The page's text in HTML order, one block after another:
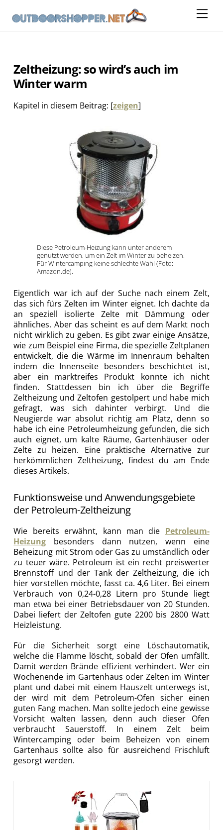
content
Zeltheizung: so wird’s auch im
Winter warm
Kapitel in diesem Beitrag: [zeigen]
Diese Petroleum-Heizung kann unter anderem
genutzt werden, um ein Zelt im Winter zu beheizen.
Für Wintercamping keine schlechte Wahl (Foto:
Amazon.de).
Eigentlich war ich auf der Suche nach einem Zelt,
das sich fürs Zelten im Winter eignet. Ich dachte da
an speziell isolierte Zelte mit Dämmung oder
ähnliches. Aber das scheint es auf dem Markt noch
nicht wirklich zu geben. Es gibt zwar einige Ansätze,
wie zum Beispiel eine Firma, die spezielle Zeltplanen
entwickelt, die die Wärme im Innenraum behalten
indem die Innenseite besonders beschichtet ist,
aber ein marktreifes Produkt konnte ich nicht
finden. Stattdessen bin ich über die Begriffe
Zeltheizung und Zeltofen gestolpert und habe mich
gefragt, was sich dahinter verbirgt. Und die
Neugierde war absolut richtig am Platz, denn so
habe ich eine Petroleumheizung gefunden, die sich
auch eignet, um kalte Räume, Gartenhäuser oder
Zelte zu heizen. Eine praktische Alternative zur
herkömmlichen Zeltheizung, findest du am Ende
dieses Artikels.
Funktionsweise und Anwendungsgebiete
der Petroleum-Zeltheizung
Wie bereits erwähnt, kann man die Petroleum-
Heizung besonders dann nutzen, wenn eine
Beheizung mit Strom oder Gas zu umständlich oder
zu teuer wäre. Petroleum ist ein recht preiswerter
Brennstoff und der Tank der Zeltheizung, die ich
hier vorstellen möchte, fasst ca. 4,6 Liter. Bei einem
Verbrauch von 0,24-0,28 Litern pro Stunde liegt
man etwa bei einer Betriebsdauer von 20 Stunden.
Dabei liefert der Zeltofen gute 2200 bis 2800 Watt
Heizleistung.
Für die Sicherheit sorgt eine Löschautomatik,
welche die Flamme löscht, sobald der Ofen umfällt.
Damit werden Brände effizient verhindert. Wer ein
Wochenende im Gartenhaus oder Zelten im Winter
plant und dabei mit einem Hauszelt unterwegs ist,
der wird mit dem Petroleum-Ofen sicher einen
guten Fang machen. Man sollte jedoch eine gewisse
Vorsicht walten lassen, denn auch dieser Ofen
verbraucht Sauerstoff. In einem Zelt beim
Wintercamping oder beim Beheizen von einem
Gartenhaus sollte also für ausreichend Frischluft
gesorgt werden.